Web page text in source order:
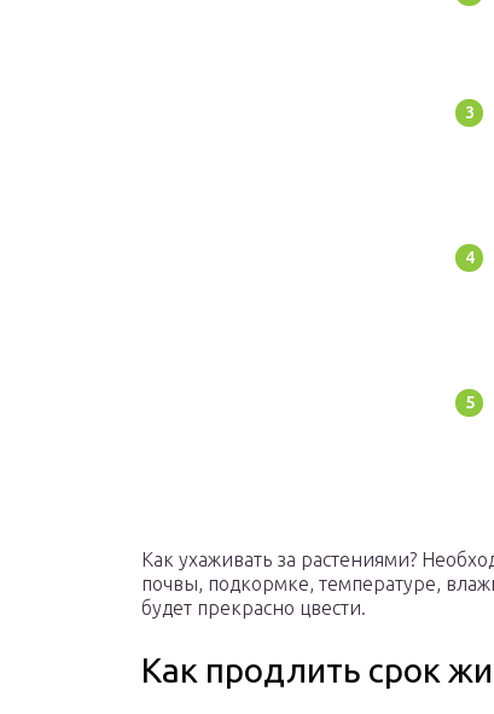
Как ухаживать за растениями?
почвы, подкормке, температуре,
будет прекрасно цвести.
Как продлить срок